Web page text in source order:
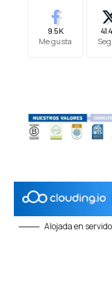
9.5K
Me gusta
Alojada en